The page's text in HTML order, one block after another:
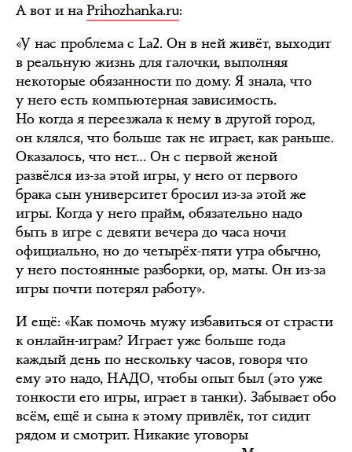
А вот и на Prihozhanka.ru:
«У нас проблема с La2. Он в ней живёт, выходит
в реальную жизнь для галочки, выполняя
некоторые обязанности по дому. Я знала, что
у него есть компьютерная зависимость.
Но когда я переезжала к нему в другой город,
он клялся, что больше так не играет, как раньше.
Оказалось, что нет… Он с первой женой
развёлся из-за этой игры, у него от первого
брака сын университет бросил из-за этой же
игры. Когда у него прайм, обязательно надо
быть в игре с девяти вечера до часа ночи
официально, но до четырёх-пяти утра обычно,
у него постоянные разборки, ор, маты. Он из-за
игры почти потерял работу».
И ещё: «Как помочь мужу избавиться от страсти
к онлайн-играм? Играет уже больше года
каждый день по нескольку часов, говоря что
ему это надо, НАДО, чтобы опыт был (это уже
тонкости его игры, играет в танки). Забывает обо
всём, ещё и сына к этому привлёк, тот сидит
рядом и смотрит. Никакие уговоры